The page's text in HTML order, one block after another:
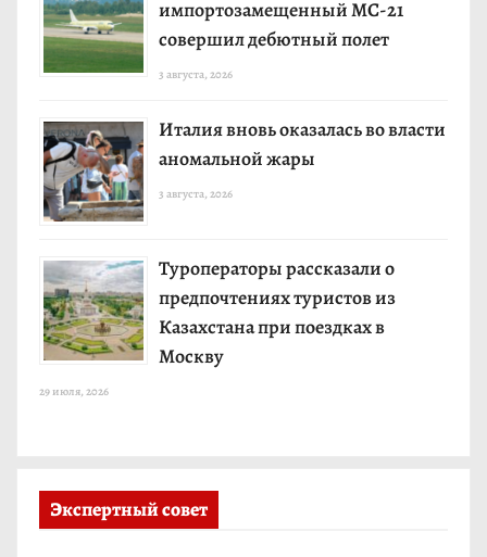
импортозамещенный МС-21
совершил дебютный полет
3 августа, 2026
Италия вновь оказалась во власти
аномальной жары
3 августа, 2026
Туроператоры рассказали о
предпочтениях туристов из
Казахстана при поездках в
Москву
29 июля, 2026
Экспертный совет